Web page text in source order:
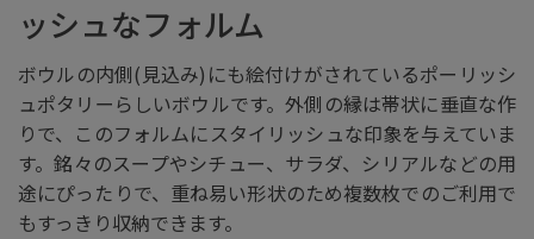
ッシュなフォルム
ボウルの内側(見込み)にも絵付けがされているポーリッシ
ュポタリーらしいボウルです。外側の縁は帯状に垂直な作
りで、このフォルムにスタイリッシュな印象を与えていま
す。銘々のスープやシチュー、サラダ、シリアルなどの用
途にぴったりで、重ね易い形状のため複数枚でのご利用で
もすっきり収納できます。